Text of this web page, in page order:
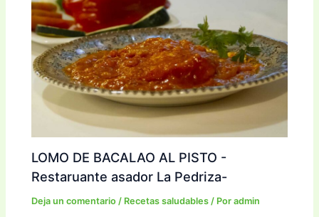
LOMO DE BACALAO AL PISTO -
Restaruante asador La Pedriza-
Deja un comentario / Recetas saludables / Poradmin